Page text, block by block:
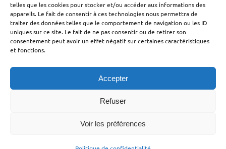
telles que les cookies pour stocker et/ou accéder aux informations des
appareils. Le fait de consentir à ces technologies nous permettra de
traiter des données telles que le comportement de navigation ou les ID
uniques sur ce site. Le fait de ne pas consentir ou de retirer son
consentement peut avoir un effet négatif sur certaines caractéristiques
et fonctions.
Accepter
Refuser
Voir les préférences
Bollène
Nyons
Valréas
Lachapelle-sous-Aubenas
©2022 - Pro’pulse by Initiative Seuil de Provence Ardèche